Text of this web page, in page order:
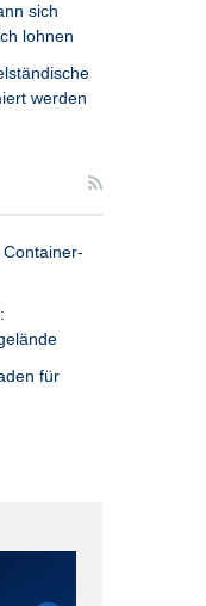
sich
lohnen
werden
für